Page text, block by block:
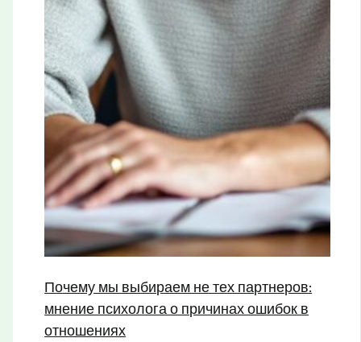
Почему мы выбираем не тех партнеров:
мнение психолога о причинах ошибок в
отношениях